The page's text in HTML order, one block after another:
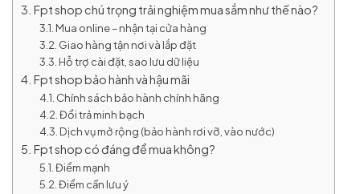
Fpt shop chú trọng trải nghiệm mua sắm như thế nào?
Mua online – nhận tại cửa hàng
Giao hàng tận nơi và lắp đặt
Hỗ trợ cài đặt, sao lưu dữ liệu
Fpt shop bảo hành và hậu mãi
Chính sách bảo hành chính hãng
Đổi trả minh bạch
Dịch vụ mở rộng (bảo hành rơi vỡ, vào nước)
Fpt shop có đáng để mua không?
Điểm mạnh
Điểm cần lưu ý